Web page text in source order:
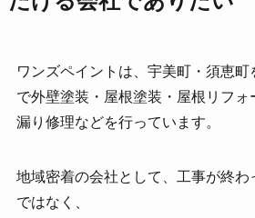
ワンズペイントは、宇美町・須恵
で外壁塗装・屋根塗装・屋根リフ
漏り修理などを行っています。
地域密着の会社として、工事が終わ
ではなく、